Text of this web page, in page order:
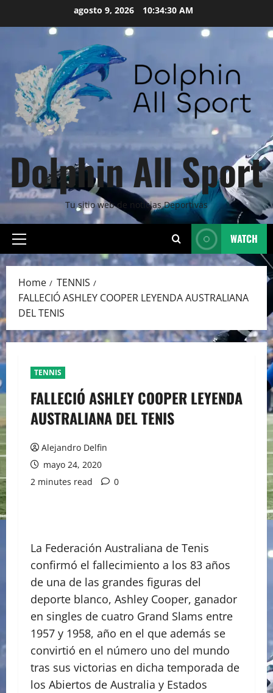
agosto 9, 2026 10:34:32 AM
Dolphin All Sport
Tu sitio web de noticias Deportivas
Primary
Menu
WATCH
Home
TENNIS
FALLECIÓ ASHLEY COOPER LEYENDA AUSTRALIANA
DEL TENIS
TENNIS
FALLECIÓ ASHLEY COOPER LEYENDA
AUSTRALIANA DEL TENIS
Alejandro Delfin
mayo 24, 2020
2 minutes read
0
La Federación Australiana de Tenis
confirmó el fallecimiento a los 83 años
de una de las grandes figuras del
deporte blanco, Ashley Cooper, ganador
en singles de cuatro Grand Slams entre
1957 y 1958, año en el que además se
convirtió en el número uno del mundo
tras sus victorias en dicha temporada de
los Abiertos de Australia y Estados